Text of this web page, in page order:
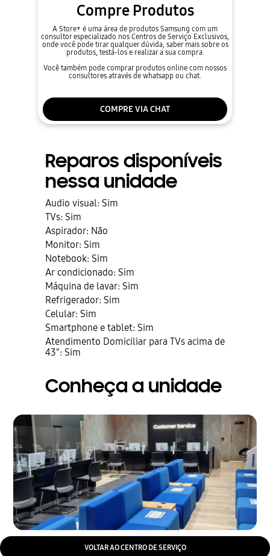
Compre Produtos
A Store+ é uma área de produtos Samsung com um
consultor especializado nos Centros de Serviço Exclusivos,
onde você pode tirar qualquer dúvida, saber mais sobre os
produtos, testá-los e realizar a sua compra.
Você também pode comprar produtos online com nossos
consultores através de whatsapp ou chat.
COMPRE VIA CHAT
Reparos disponíveis
nessa unidade
Audio visual: Sim
TVs: Sim
Aspirador: Não
Monitor: Sim
Notebook: Sim
Ar condicionado: Sim
Máquina de lavar: Sim
Refrigerador: Sim
Celular: Sim
Smartphone e tablet: Sim
Atendimento Domiciliar para TVs acima de
43": Sim
Conheça a unidade
VOLTAR AO CENTRO DE SERVIÇO